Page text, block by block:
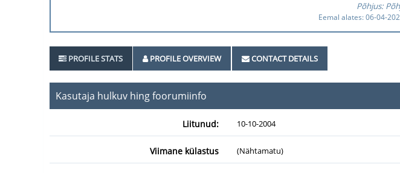
Põhjus:
Eemal alates: 06-04-
PROFILE STATS PROFILE OVERVIEW CONTACT DETAILS
Kasutaja hulkuv hing foorumiinfo
Liitunud: 10-10-2004
Viimane külastus (Nähtamatu)